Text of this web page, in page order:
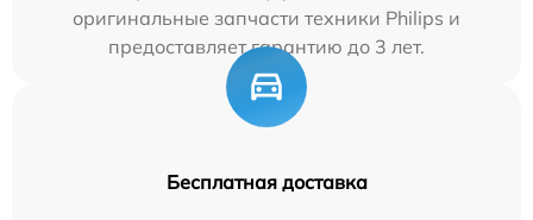
оригинальные запчасти техники Philips и
предоставляет гарантию до 3 лет.
Бесплатная доставка